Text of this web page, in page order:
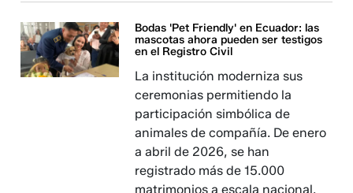
Bodas 'Pet Friendly' en Ecuador: las
mascotas ahora pueden ser testigos
en el Registro Civil
La institución moderniza sus
ceremonias permitiendo la
participación simbólica de
animales de compañía. De enero
a abril de 2026, se han
registrado más de 15.000
matrimonios a escala nacional.